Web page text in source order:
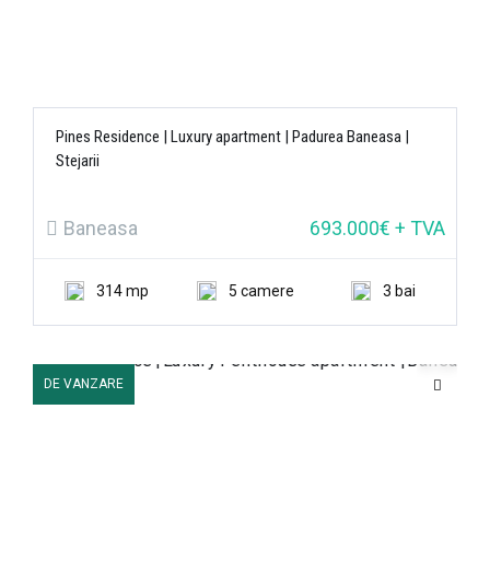
Pines Residence | Luxury apartment | Padurea Baneasa |
Stejarii
Baneasa 693.000€ + TVA
314 mp 5 camere 3 bai
DE VANZARE